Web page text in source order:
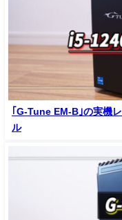
｢G-Tune EM-B｣の実機
ル